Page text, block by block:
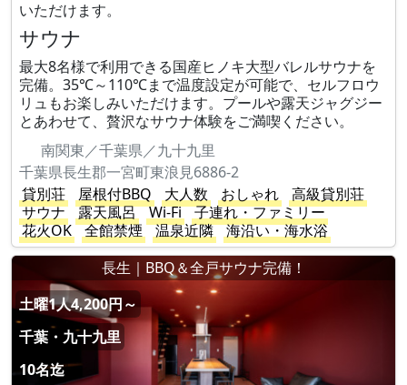
いただけます。
サウナ
最大8名様で利用できる国産ヒノキ大型バレルサウナを
完備。35℃～110℃まで温度設定が可能で、セルフロウ
リュもお楽しみいただけます。プールや露天ジャグジー
とあわせて、贅沢なサウナ体験をご満喫ください。
南関東／千葉県／九十九里
千葉県長生郡一宮町東浪見6886-2
貸別荘
屋根付BBQ 大人数 おしゃれ
高級貸別荘
サウナ
露天風呂 Wi-Fi
子連れ・ファミリー
花火OK
全館禁煙 温泉近隣
海沿い・海水浴
長生｜BBQ＆全戸サウナ完備！
土曜1人4,200円～
千葉・九十九里
10名迄